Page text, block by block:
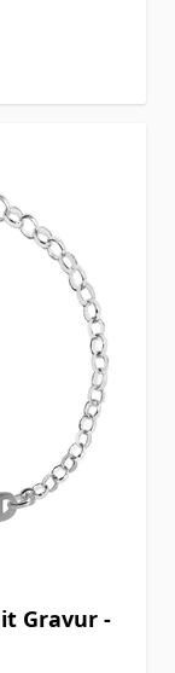
Gravur -